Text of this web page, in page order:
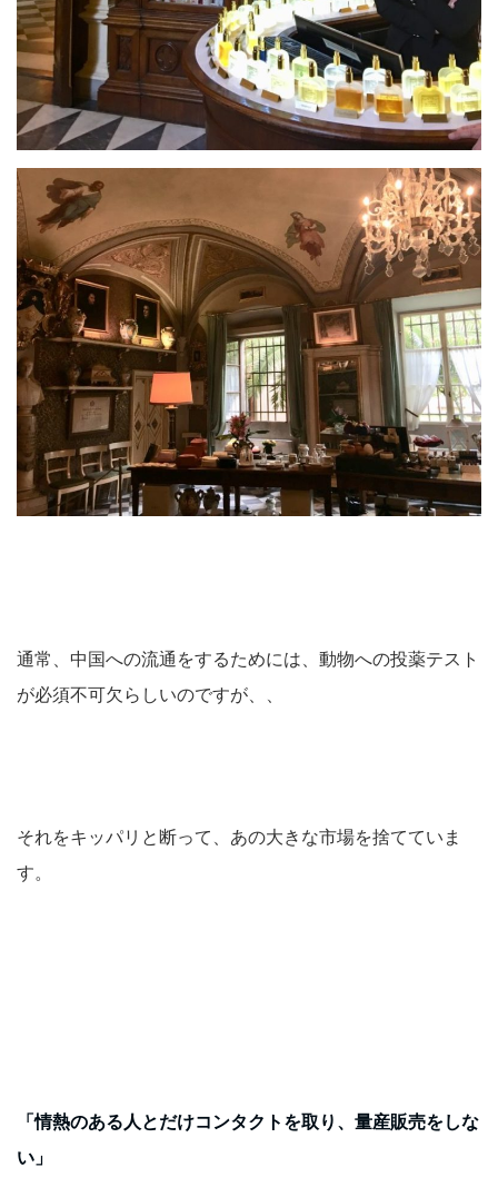
通常、中国への流通をするためには、動物への投薬テスト
が必須不可欠らしいのですが、、
それをキッパリと断って、あの大きな市場を捨てていま
す。
「情熱のある人とだけコンタクトを取り、量産販売をしな
い」